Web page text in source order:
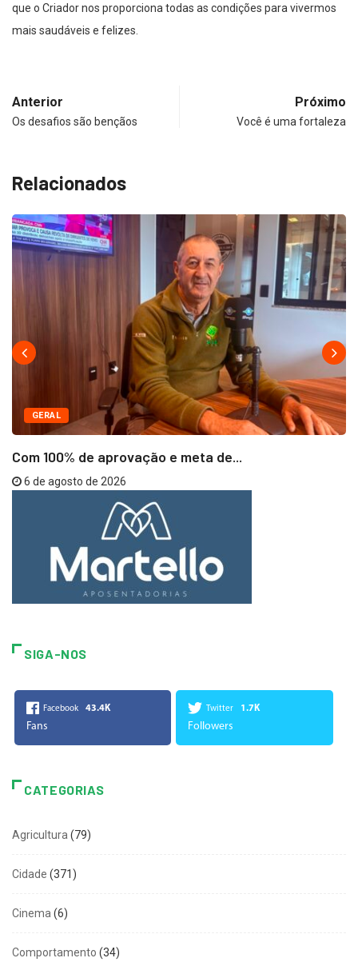
que o Criador nos proporciona todas as condições para vivermos
mais saudáveis e felizes.
Anterior
Os desafios são bençãos
Próximo
Você é uma fortaleza
Relacionados
GERAL
Com 100% de aprovação e meta de...
6 de agosto de 2026
SIGA-NOS
Facebook 43.4K
Fans
Twitter 1.7K
Followers
CATEGORIAS
Agricultura (79)
Cidade (371)
Cinema (6)
Comportamento (34)